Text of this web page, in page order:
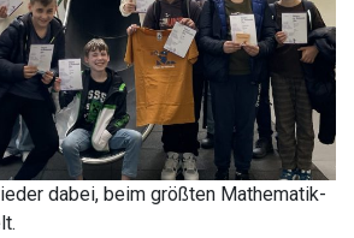
dabei, beim größten Mathematik-